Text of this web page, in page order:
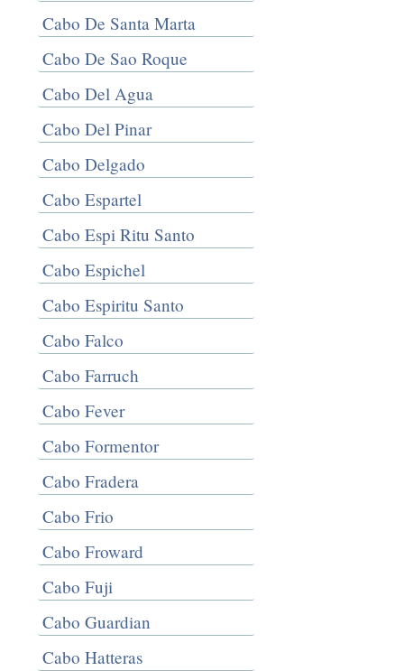
Cabo De Santa Marta
Cabo De Sao Roque
Cabo Del Agua
Cabo Del Pinar
Cabo Delgado
Cabo Espartel
Cabo Espi Ritu Santo
Cabo Espichel
Cabo Espiritu Santo
Cabo Falco
Cabo Farruch
Cabo Fever
Cabo Formentor
Cabo Fradera
Cabo Frio
Cabo Froward
Cabo Fuji
Cabo Guardian
Cabo Hatteras